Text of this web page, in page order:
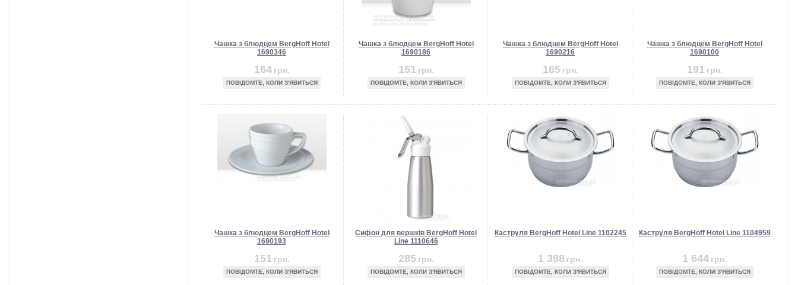
Чашка з блюдцем BergHoff Hotel
1690346
164 грн.
ПОВІДОМТЕ, КОЛИ З'ЯВИТЬСЯ
Чашка з блюдцем BergHoff Hotel
1690186
151 грн.
ПОВІДОМТЕ, КОЛИ З'ЯВИТЬСЯ
Чашка з блюдцем BergHoff Hotel
1690216
165 грн.
ПОВІДОМТЕ, КОЛИ З'ЯВИТЬСЯ
Чашка з блюдцем BergHoff Hotel
1690100
191 грн.
ПОВІДОМТЕ, КОЛИ З'ЯВИТЬСЯ
Чашка з блюдцем BergHoff Hotel
1690193
151 грн.
ПОВІДОМТЕ, КОЛИ З'ЯВИТЬСЯ
Сифон для вершків BergHoff Hotel
Line 1110646
285 грн.
ПОВІДОМТЕ, КОЛИ З'ЯВИТЬСЯ
Каструля BergHoff Hotel Line 1102245
1 398 грн.
ПОВІДОМТЕ, КОЛИ З'ЯВИТЬСЯ
Каструля BergHoff Hotel Line 1104959
1 644 грн.
ПОВІДОМТЕ, КОЛИ З'ЯВИТЬСЯ